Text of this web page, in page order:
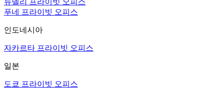
푸네 프라이빗 오피스
인도네시아
자카르타 프라이빗 오피스
일본
도쿄 프라이빗 오피스